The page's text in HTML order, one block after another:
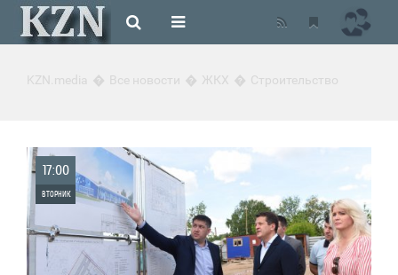
KZN.media Все новости ЖКХ Строительство
17:00
ВТОРНИК
0